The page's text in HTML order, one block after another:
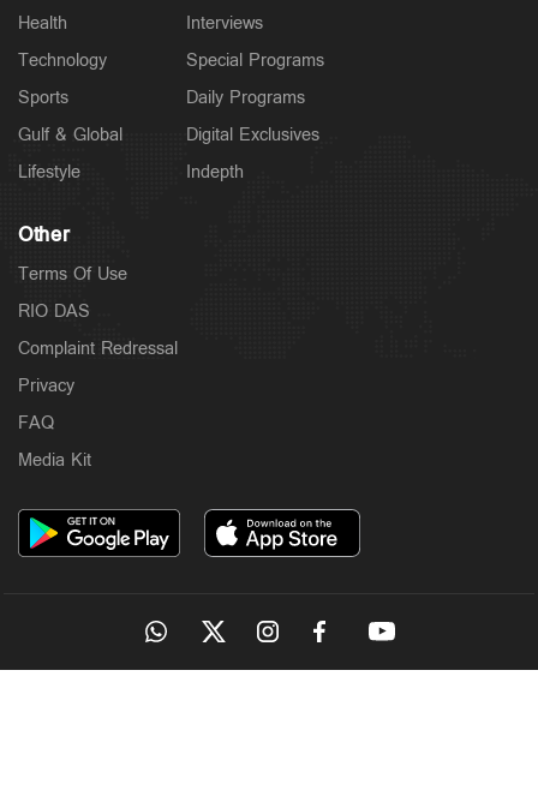
Health
Technology
Sports
Gulf & Global
Lifestyle
Interviews
Special Programs
Daily Programs
Digital Exclusives
Indepth
Other
Terms Of Use
RIO DAS
Complaint Redressal
Privacy
FAQ
Media Kit